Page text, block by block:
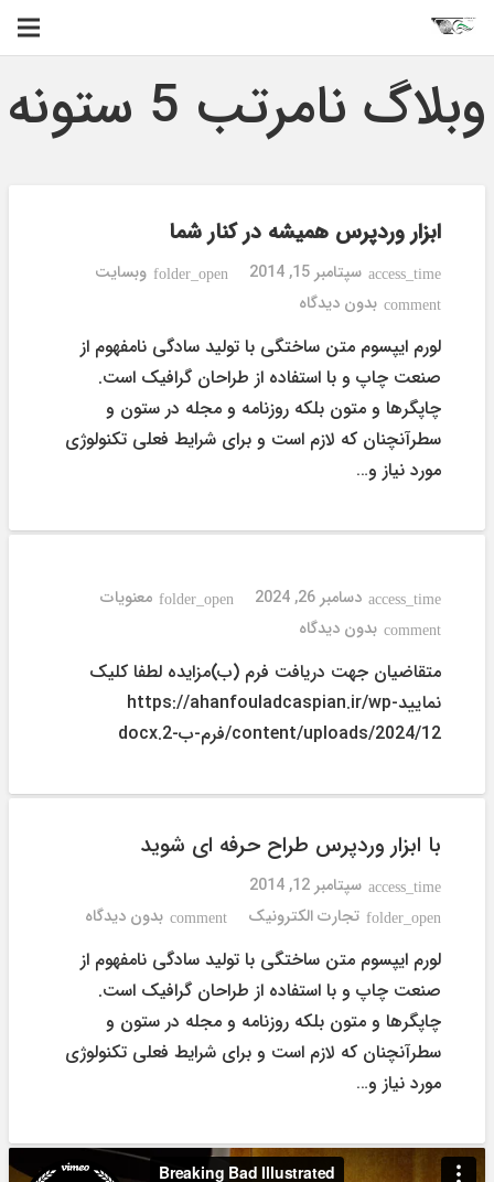
وبلاگ نامرتب 5 ستونه
ابزار وردپرس همیشه در کنار شما
access_time سپتامبر 15, 2014 folder_open وبسایت
comment بدون دیدگاه
لورم ایپسوم متن ساختگی با تولید سادگی نامفهوم از
صنعت چاپ و با استفاده از طراحان گرافیک است.
چاپگرها و متون بلکه روزنامه و مجله در ستون و
سطرآنچنان که لازم است و برای شرایط فعلی تکنولوژی
مورد نیاز و…
access_time دسامبر 26, 2024 folder_open معنویات
comment بدون دیدگاه
متقاضیان جهت دریافت فرم (ب)مزایده لطفا کلیک
نماییدhttps://ahanfouladcaspian.ir/wp-
content/uploads/2024/12/فرم-ب-2.docx
با ابزار وردپرس طراح حرفه ای شوید
access_time سپتامبر 12, 2014
folder_open تجارت الکترونیک comment بدون دیدگاه
لورم ایپسوم متن ساختگی با تولید سادگی نامفهوم از
صنعت چاپ و با استفاده از طراحان گرافیک است.
چاپگرها و متون بلکه روزنامه و مجله در ستون و
سطرآنچنان که لازم است و برای شرایط فعلی تکنولوژی
مورد نیاز و…